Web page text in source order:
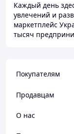
Каждый день
увлечений и
маркетплейс
тысяч
Покупателям
Продавцам
О нас